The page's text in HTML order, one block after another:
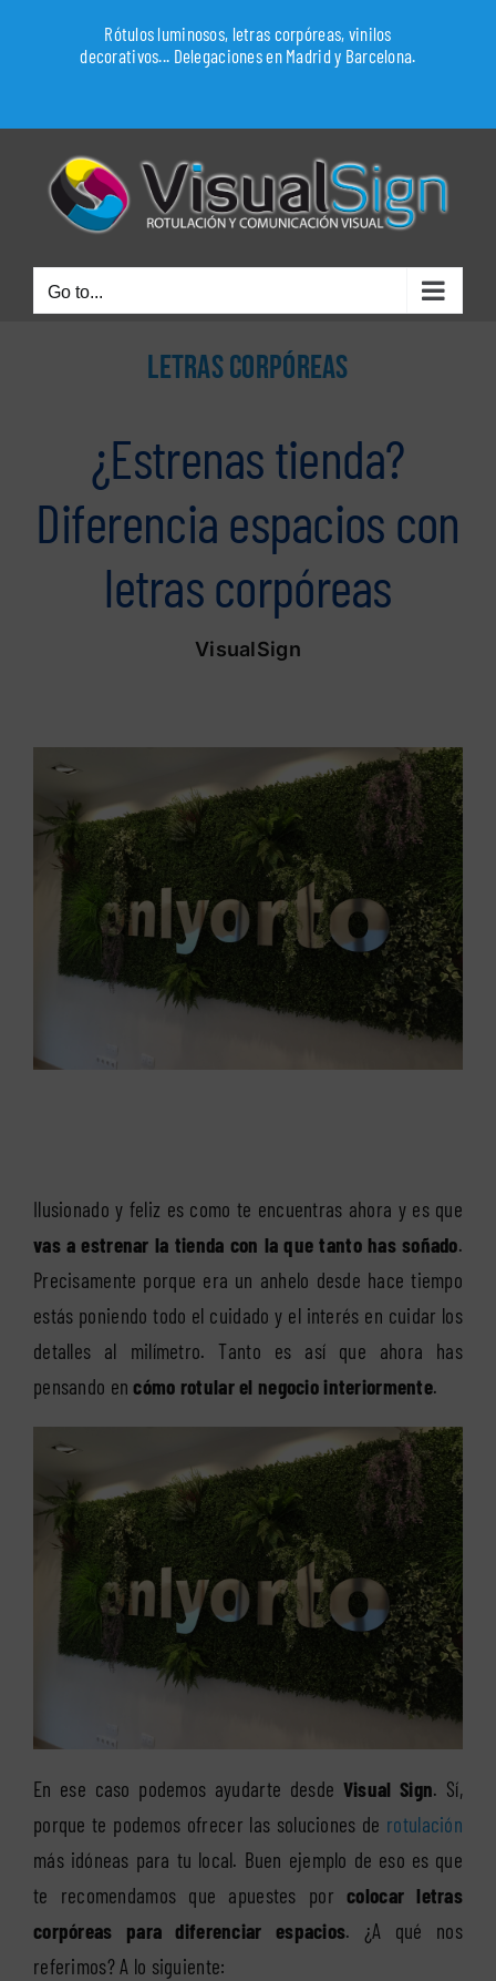
Rótulos luminosos, letras corpóreas, vinilos
decorativos... Delegaciones en Madrid y Barcelona.
Go to...
LETRAS CORPÓREAS
¿Estrenas tienda?
Diferencia espacios con
letras corpóreas
VisualSign
Ilusionado y feliz es como te encuentras ahora y es que
vas a estrenar la tienda con la que tanto has soñado.
Precisamente porque era un anhelo desde hace tiempo
estás poniendo todo el cuidado y el interés en cuidar los
detalles al milímetro. Tanto es así que ahora has
pensando encómo rotular el negocio interiormente.
En ese caso podemos ayudarte desde Visual Sign. Sí,
porque te podemos ofrecer las soluciones de rotulación
más idóneas para tu local. Buen ejemplo de eso es que
te recomendamos que apuestes porcolocar letras
corpóreas para diferenciar espacios. ¿A qué nos
referimos? A lo siguiente: